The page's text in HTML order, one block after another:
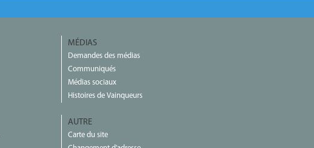
MÉDIAS
Demandes des médias
Communiqués
Médias sociaux
Histoires de Vainqueurs
AUTRE
Carte du site